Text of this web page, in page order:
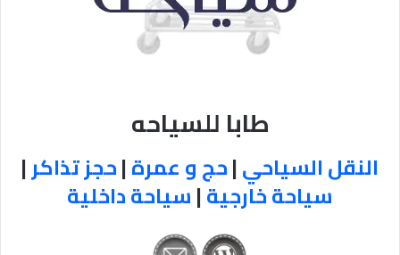
طابا للسياحه
النقل السياحي|حج و عمرة|حجز تذاكر|
سياحة خارجية|سياحة داخلية